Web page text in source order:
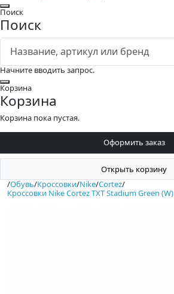
Закрыть
Поиск
Поиск
Начните вводить запрос.
Закрыть
Корзина
Корзина
Корзина пока пустая.
Оформить заказ
Открыть корзину
/Обувь/Кроссовки/Nike/Cortez/
Кроссовки Nike Cortez TXT Stadium Green (W)